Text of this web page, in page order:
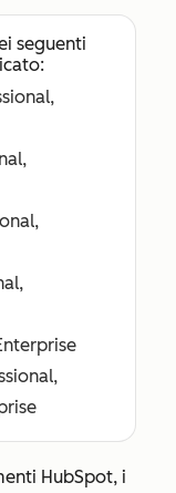
seguenti
HubSpot, i